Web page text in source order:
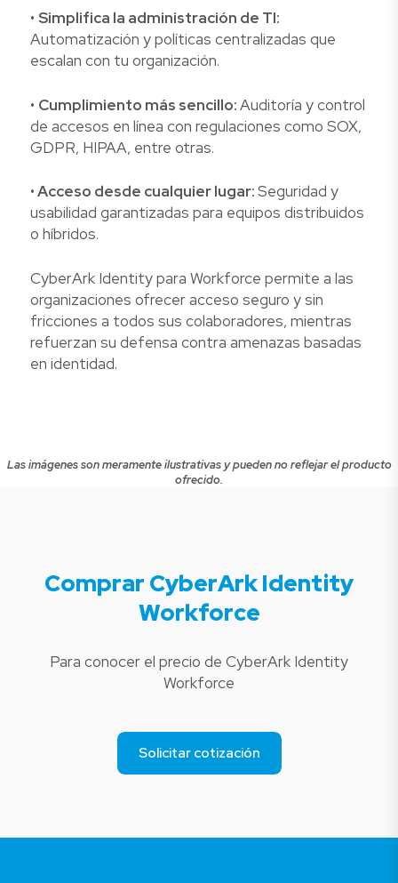
• Simplifica la administración de TI:
Automatización y políticas centralizadas que
escalan con tu organización.
• Cumplimiento más sencillo:Auditoría y control
de accesos en línea con regulaciones como SOX,
GDPR, HIPAA, entre otras.
•Acceso desde cualquier lugar:Seguridad y
usabilidad garantizadas para equipos distribuidos
o híbridos.
CyberArk Identity para Workforce permite a las
organizaciones ofrecer acceso seguro y sin
fricciones a todos sus colaboradores, mientras
refuerzan su defensa contra amenazas basadas
en identidad.
Las imágenes son meramente ilustrativas y pueden no reflejar el producto
ofrecido.
Comprar CyberArk Identity
Workforce
Para conocer el precio de CyberArk Identity
Workforce
Solicitar cotización